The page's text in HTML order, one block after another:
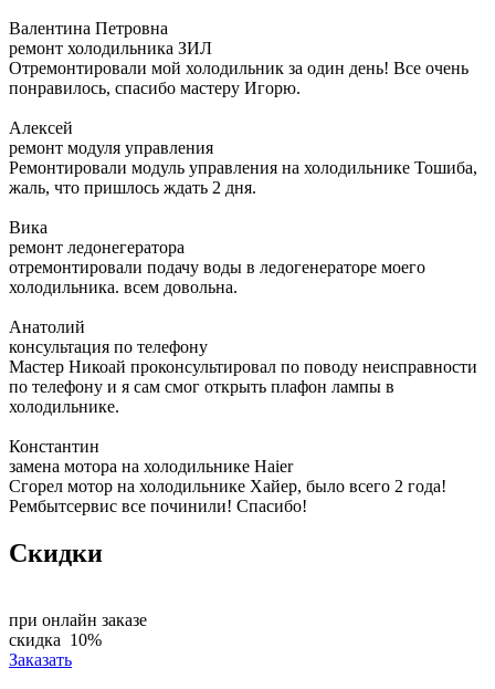
Валентина Петровна
ремонт холодильника ЗИЛ
Отремонтировали мой холодильник за один день! Все очень
понравилось, спасибо мастеру Игорю.
Алексей
ремонт модуля управления
Ремонтировали модуль управления на холодильнике Тошиба,
жаль, что пришлось ждать 2 дня.
Вика
ремонт ледонегератора
отремонтировали подачу воды в ледогенераторе моего
холодильника. всем довольна.
Анатолий
консультация по телефону
Мастер Никоай проконсультировал по поводу неисправности
по телефону и я сам смог открыть плафон лампы в
холодильнике.
Константин
замена мотора на холодильнике Haier
Сгорел мотор на холодильнике Хайер, было всего 2 года!
Рембытсервис все починили! Спасибо!
Скидки
при онлайн заказе
скидка 10%
Заказать